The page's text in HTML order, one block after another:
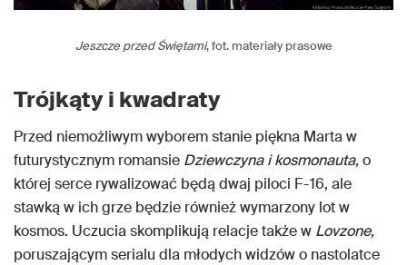
Jeszcze przed Świętami, fot. materiały prasowe
Trójkąty i kwadraty
Przed niemożliwym wyborem stanie piękna Marta w
futurystycznym romansie Dziewczyna i kosmonauta,o
której serce rywalizować będą dwaj piloci F-16, ale
stawką w ich grze będzie również wymarzony lot w
kosmos. Uczucia skomplikują relacje także w Lovzone,
poruszającym serialu dla młodych widzów o nastolatce